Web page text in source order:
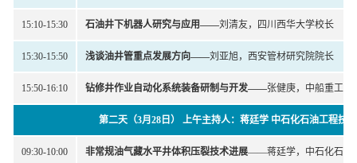
15:10-15:30 石油井下机器人研究与应用——刘清友，四川西华大学校长
15:30-15:50 浅谈油井管重点发展方向——刘亚旭，西安管材研究院院长
15:50-16:10 钻修井作业自动化系统装备研制与开发——张健庚，中船重工
第二天（3月28日） 上午主持人：蒋廷学 中石化石油工程技
09:30-10:00 非常规油气藏水平井体积压裂技术进展——蒋廷学，中石化石油